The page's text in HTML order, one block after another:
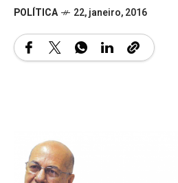
POLÍTICA 22, janeiro, 2016